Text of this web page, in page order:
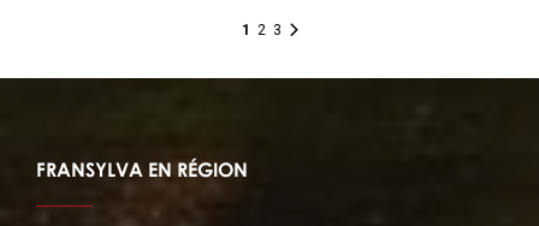
1 2 3
FRANSYLVA EN RÉGION